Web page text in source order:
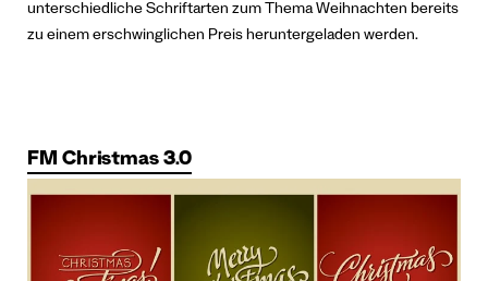
unterschiedliche Schriftarten zum Thema Weihnachten bereits
zu einem erschwinglichen Preis heruntergeladen werden.
FM Christmas 3.0